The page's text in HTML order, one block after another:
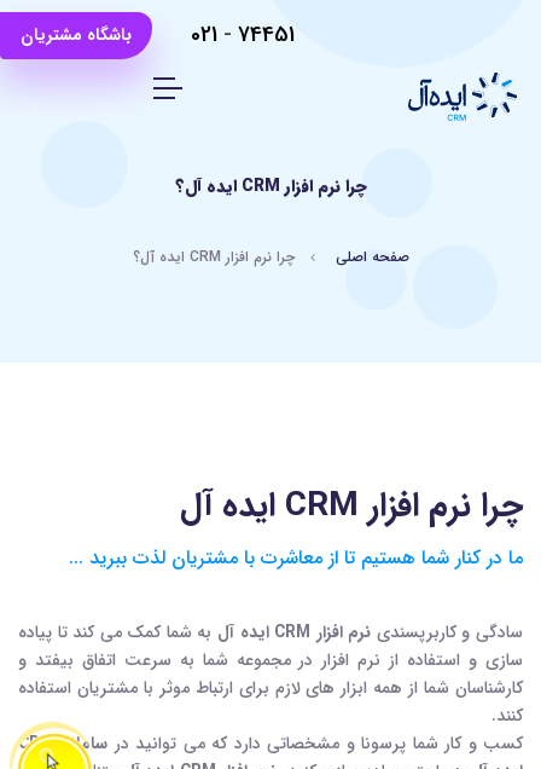
باشگاه مشتریان 74451
-
021
چرا نرم افزار CRM ایده آل؟
صفحه اصلی چرا نرم افزار CRM ایده آل؟
چرا نرم افزار CRM ایده آل
ما در کنار شما هستیم تا از معاشرت با مشتریان لذت ببرید ...
سادگی و کاربرپسندی نرم افزار CRM ایده آل
به شما کمک می کند تا پیاده
سازی و استفاده از نرم افزار در مجموعه شما به سرعت اتفاق بیفتد و
کارشناسان شما از همه ابزار های لازم برای ارتباط موثر با مشتریان استفاده
کنند.
کسب و کار شما پرسونا و مشخصاتی دارد که می توانید در
سامانه CRM